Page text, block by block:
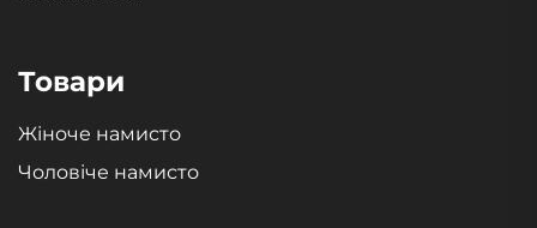
Товари
Жіноче намисто
Чоловіче намисто